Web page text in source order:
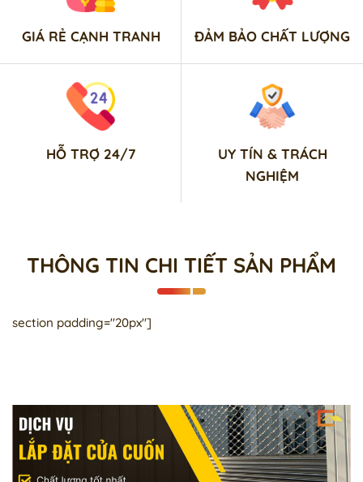
GIÁ RẺ CẠNH TRANH ĐẢM BẢO CHẤT LƯỢNG
HỖ TRỢ 24/7
UY TÍN & TRÁCH
NGHIỆM
THÔNG TIN CHI TIẾT SẢN PHẨM
section padding="20px"]